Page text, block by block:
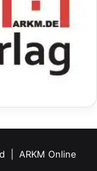
| ARKM Online